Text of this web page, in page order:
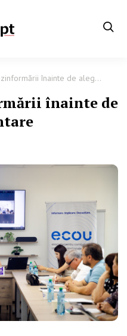
înainte de aleg...
înainte de